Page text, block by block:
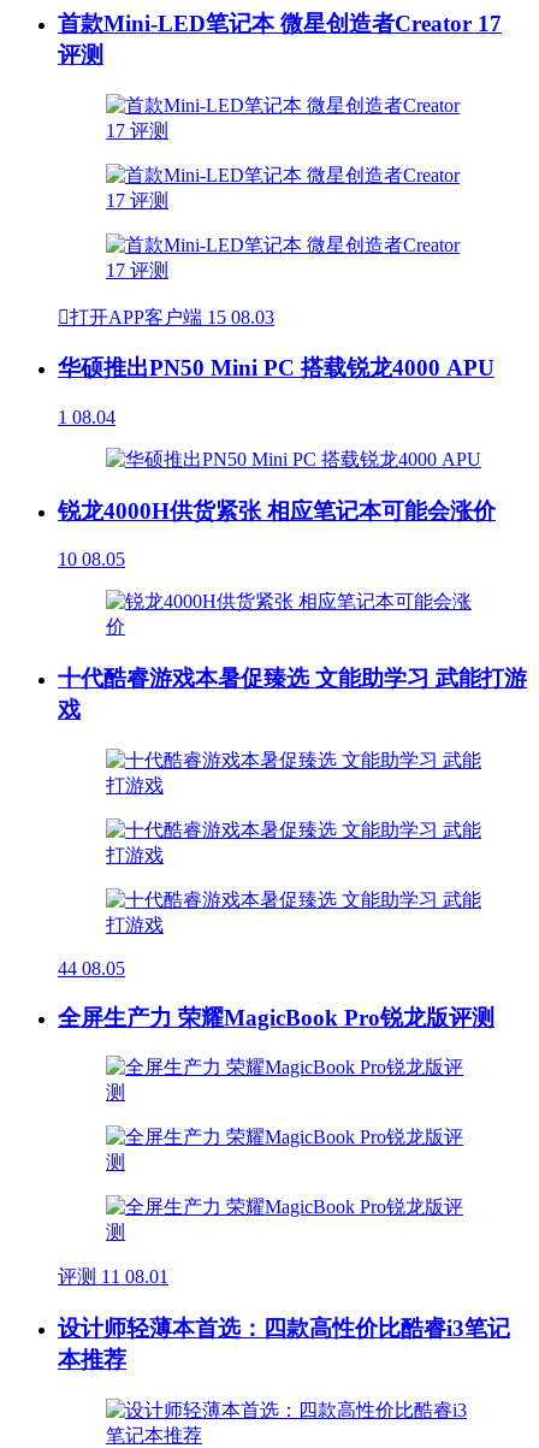
首款Mini-LED笔记本 微星创造者Creator 17
评测
打开APP客户端 15 08.03
华硕推出PN50 Mini PC 搭载锐龙4000 APU
1 08.04
锐龙4000H供货紧张 相应笔记本可能会涨价
10 08.05
十代酷睿游戏本暑促臻选 文能助学习 武能打游
戏
44 08.05
全屏生产力 荣耀MagicBook Pro锐龙版评测
评测 11 08.01
设计师轻薄本首选：四款高性价比酷睿i3笔记
本推荐